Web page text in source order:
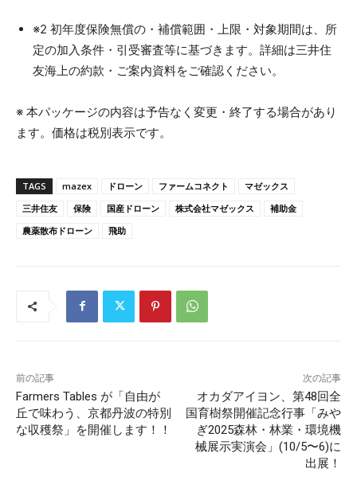
※2 初年度保険無償の・補償範囲・上限・対象期間は、所
定の加入条件・引受審査等に基づきます。詳細は三井住
友海上の約款・ご案内資料をご確認ください。
※ 本パッケージの内容は予告なく変更・終了する場合があり
ます。価格は税別表示です。
TAGS mazex ドローン ファームコネクト
マゼックス
三井住友
保険 国産ドローン 株式会社マゼックス
補助金
農薬散布ドローン
飛助
前の記事
Farmers Tables が「自由が
丘で味わう、京都丹波の特別
な収穫祭」を開催します！！
次の記事
オカダアイヨン、第48回全
国育樹祭開催記念行事「みや
ぎ2025森林・林業・環境機
械展示実演会」(10/5〜6)に
出展！